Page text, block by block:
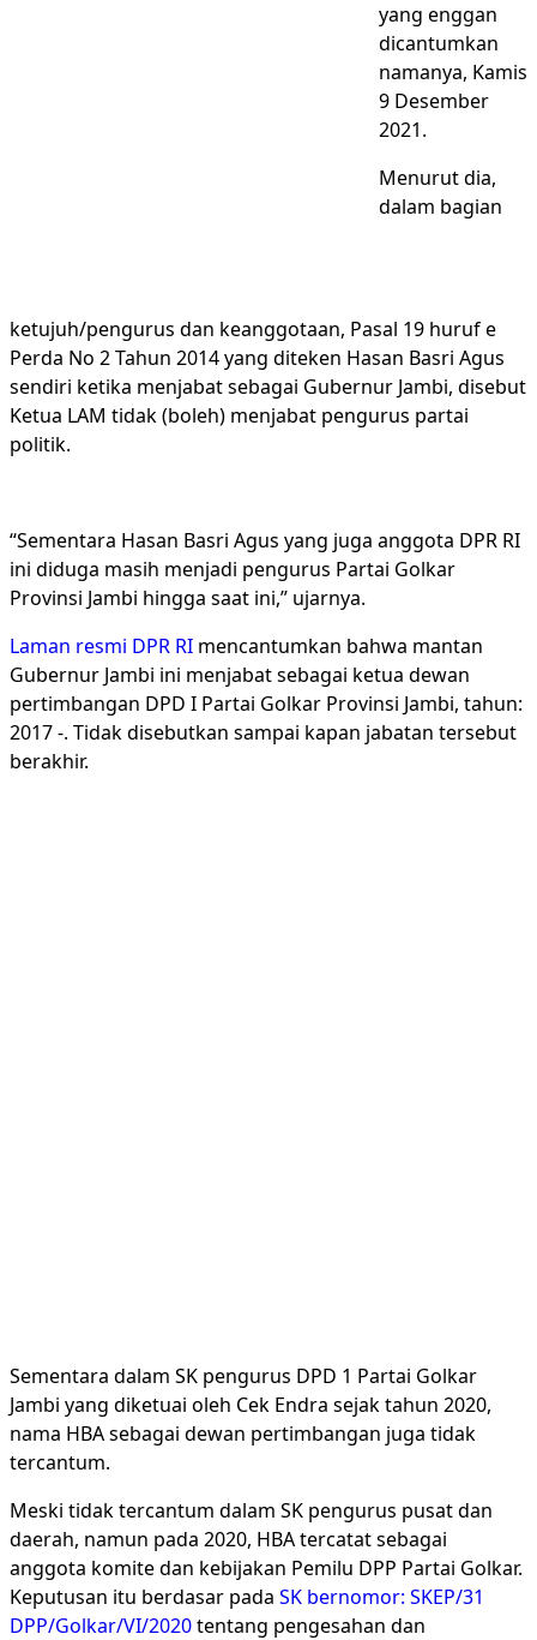
yang enggan
dicantumkan
namanya, Kamis
9 Desember
2021.
Menurut dia,
dalam bagian
ketujuh/pengurus dan keanggotaan, Pasal 19 huruf e
Perda No 2 Tahun 2014 yang diteken Hasan Basri Agus
sendiri ketika menjabat sebagai Gubernur Jambi, disebut
Ketua LAM tidak (boleh) menjabat pengurus partai
politik.
“Sementara Hasan Basri Agus yang juga anggota DPR RI
ini diduga masih menjadi pengurus Partai Golkar
Provinsi Jambi hingga saat ini,” ujarnya.
Laman resmi DPR RI mencantumkan bahwa mantan
Gubernur Jambi ini menjabat sebagai ketua dewan
pertimbangan DPD I Partai Golkar Provinsi Jambi, tahun:
2017 -. Tidak disebutkan sampai kapan jabatan tersebut
berakhir.
Sementara dalam SK pengurus DPD 1 Partai Golkar
Jambi yang diketuai oleh Cek Endra sejak tahun 2020,
nama HBA sebagai dewan pertimbangan juga tidak
tercantum.
Meski tidak tercantum dalam SK pengurus pusat dan
daerah, namun pada 2020, HBA tercatat sebagai
anggota komite dan kebijakan Pemilu DPP Partai Golkar.
Keputusan itu berdasar pada SK bernomor: SKEP/31
DPP/Golkar/VI/2020tentang pengesahan dan